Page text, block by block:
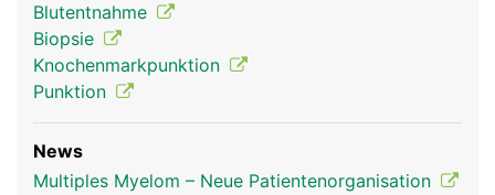
Blutentnahme
Biopsie
Knochenmarkpunktion
Punktion
News
Multiples Myelom – Neue Patientenorganisation